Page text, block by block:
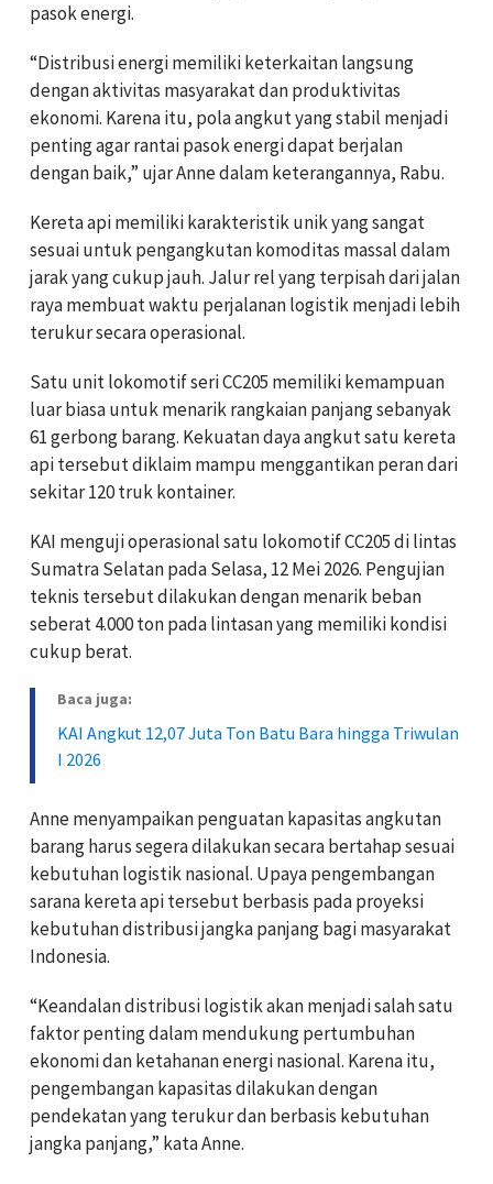
pasok energi.
“Distribusi energi memiliki keterkaitan langsung
dengan aktivitas masyarakat dan produktivitas
ekonomi. Karena itu, pola angkut yang stabil menjadi
penting agar rantai pasok energi dapat berjalan
dengan baik,” ujar Anne dalam keterangannya, Rabu.
Kereta api memiliki karakteristik unik yang sangat
sesuai untuk pengangkutan komoditas massal dalam
jarak yang cukup jauh. Jalur rel yang terpisah dari jalan
raya membuat waktu perjalanan logistik menjadi lebih
terukur secara operasional.
Satu unit lokomotif seri CC205 memiliki kemampuan
luar biasa untuk menarik rangkaian panjang sebanyak
61 gerbong barang. Kekuatan daya angkut satu kereta
api tersebut diklaim mampu menggantikan peran dari
sekitar 120 truk kontainer.
KAI menguji operasional satu lokomotif CC205 di lintas
Sumatra Selatan pada Selasa, 12 Mei 2026. Pengujian
teknis tersebut dilakukan dengan menarik beban
seberat 4.000 ton pada lintasan yang memiliki kondisi
cukup berat.
Baca juga:
KAI Angkut 12,07 Juta Ton Batu Bara hingga Triwulan
I 2026
Anne menyampaikan penguatan kapasitas angkutan
barang harus segera dilakukan secara bertahap sesuai
kebutuhan logistik nasional. Upaya pengembangan
sarana kereta api tersebut berbasis pada proyeksi
kebutuhan distribusi jangka panjang bagi masyarakat
Indonesia.
“Keandalan distribusi logistik akan menjadi salah satu
faktor penting dalam mendukung pertumbuhan
ekonomi dan ketahanan energi nasional. Karena itu,
pengembangan kapasitas dilakukan dengan
pendekatan yang terukur dan berbasis kebutuhan
jangka panjang,” kata Anne.